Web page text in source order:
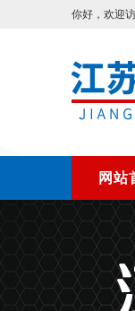
你好，欢迎
网站